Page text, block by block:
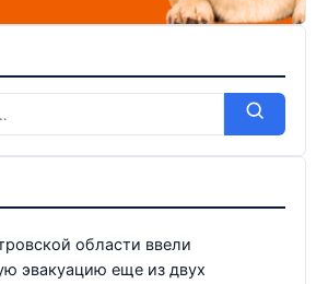
области ввели
эвакуацию еще из двух